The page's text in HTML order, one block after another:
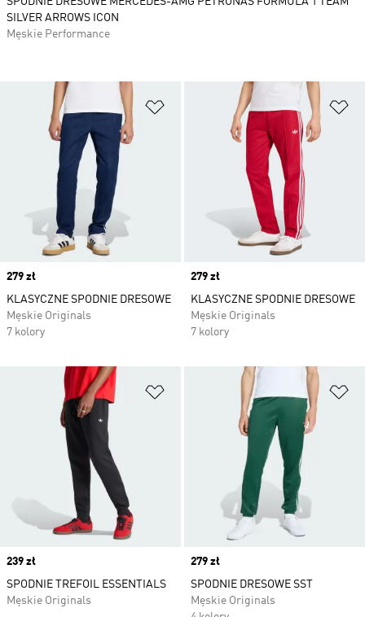
Dodaj do listy życzeń
Price
279 zł
KLASYCZNE SPODNIE DRESOWE
Męskie Originals
7 kolory
Price
279 zł
KLASYCZNE SPODNIE DRESOWE
Męskie Originals
7 kolory
Dodaj do listy życzeń
Price
239 zł
SPODNIE TREFOIL ESSENTIALS
Męskie Originals
Price
279 zł
SPODNIE DRESOWE SST
Męskie Originals
SILVER ARROWS ICON
Męskie Performance